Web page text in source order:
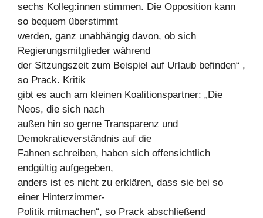
sechs Kolleg:innen stimmen. Die Opposition kann
so bequem überstimmt
werden, ganz unabhängig davon, ob sich
Regierungsmitglieder während
der Sitzungszeit zum Beispiel auf Urlaub befinden“ ,
so Prack. Kritik
gibt es auch am kleinen Koalitionspartner: „Die
Neos, die sich nach
außen hin so gerne Transparenz und
Demokratieverständnis auf die
Fahnen schreiben, haben sich offensichtlich
endgültig aufgegeben,
anders ist es nicht zu erklären, dass sie bei so
einer Hinterzimmer-
Politik mitmachen“, so Prack abschließend